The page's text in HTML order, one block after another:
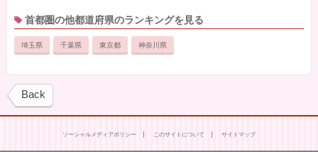
首都圏の他都道府県のランキングを見る
埼玉県 千葉県 東京都 神奈川県
Back
ソーシャルメディアポリシー このサイトについて サイトマップ